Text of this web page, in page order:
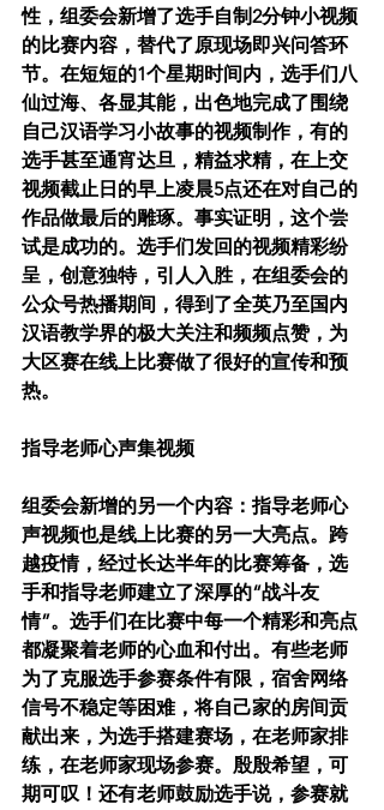
性，组委会新增了选手自制2分钟小视频
的比赛内容，替代了原现场即兴问答环
节。在短短的1个星期时间内，选手们八
仙过海、各显其能，出色地完成了围绕
自己汉语学习小故事的视频制作，有的
选手甚至通宵达旦，精益求精，在上交
视频截止日的早上凌晨5点还在对自己的
作品做最后的雕琢。事实证明，这个尝
试是成功的。选手们发回的视频精彩纷
呈，创意独特，引人入胜，在组委会的
公众号热播期间，得到了全英乃至国内
汉语教学界的极大关注和频频点赞，为
大区赛在线上比赛做了很好的宣传和预
热。
指导老师心声集视频
组委会新增的另一个内容：指导老师心
声视频也是线上比赛的另一大亮点。跨
越疫情，经过长达半年的比赛筹备，选
手和指导老师建立了深厚的“战斗友
情”。选手们在比赛中每一个精彩和亮点
都凝聚着老师的心血和付出。有些老师
为了克服选手参赛条件有限，宿舍网络
信号不稳定等困难，将自己家的房间贡
献出来，为选手搭建赛场，在老师家排
练，在老师家现场参赛。殷殷希望，可
期可叹！还有老师鼓励选手说，参赛就